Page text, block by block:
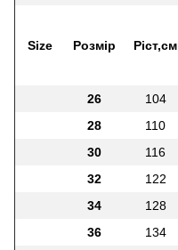
Size Розмір Ріст,см
26 104
28
110
30
116
32
122
34
128
36
134